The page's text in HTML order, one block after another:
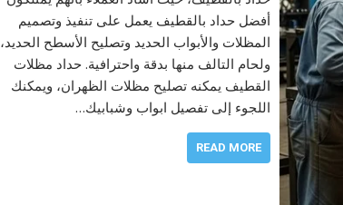
أفضل حداد بالقطيف يعمل على تنفيذ وتصميم
المظلات والأبواب الحديد وتصليح الأسطح الحديد،
ولحام التالف منها بدقة واحترافية. حداد مظلات
القطيف يمكنه تصليح مظلات الظهران، ويمكنك
اللجوء إلى تفصيل ابواب وشبابيك…
READ MORE